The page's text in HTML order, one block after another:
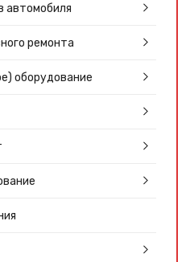
автомобиля
ремонта
оборудование